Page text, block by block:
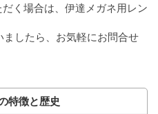
く場合は、伊達メガネ用レン
したら、お気軽にお問合せ
特徴と歴史